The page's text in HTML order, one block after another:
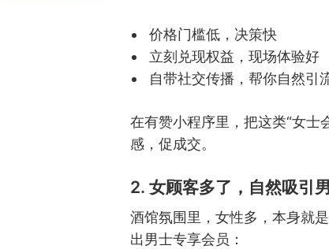
价格门槛低，决策快
立刻兑现权益，现场体验好
自带社交传播，帮你自然引
在有赞小程序里，把这类“女士
感，促成交。
2. 女顾客多了，自然吸引
酒馆氛围里，女性多，本身就
出男士专享会员：